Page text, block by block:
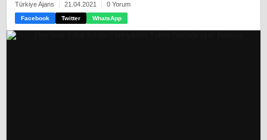
Türkiye Ajans 21.04.2021 0 Yorum
Facebook Twitter WhatsApp